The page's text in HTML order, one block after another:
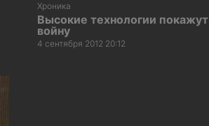
Хроника
Высокие технологии покажут
войну
4 сентября 2012 20:12